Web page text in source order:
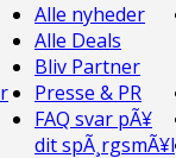
Alle nyheder
Alle Deals
Bliv Partner
Presse & PR
FAQ svar pÃ¥
dit spÃ¸rgsmÃ¥l